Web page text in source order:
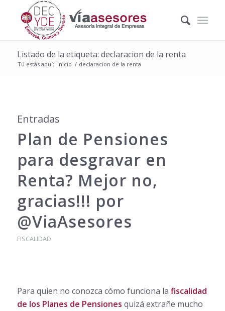
Listado de la etiqueta: declaracion de la renta
Tú estás aquí: Inicio / declaracion de la renta
Entradas
Plan de Pensiones
para desgravar en
Renta? Mejor no,
gracias!!! por
@ViaAsesores
FISCALIDAD
Para quien no conozca cómo funciona la fiscalidad
de los Planes de Pensiones quizá extrañe mucho